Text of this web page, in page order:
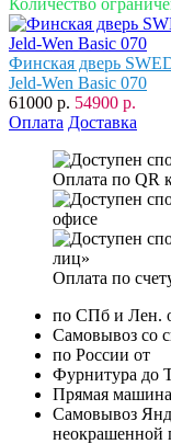
Количество
Финская дверь
Jeld-Wen Basic 070
61000 р. 54900 р.
Оплата Доставка
Оплата по QR
офисе
Оплата по
по СПб и Лен.
Самовывоз со
по России от
Фурнитура
Прямая
Самовывоз
неокрашенной